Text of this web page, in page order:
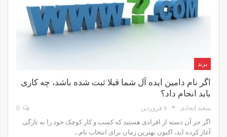
برند
اگر نام دامین ایده آل شما قبلا ثبت شده باشد، چه کاری
باید انجام داد؟
سعید اتحادی ۷ فروردین
اگر جز آن دسته از افرادی هستید که کسب و کار کوچک خود را به تازگی
آغاز کرده اید، اکنون بهترین زمان برای انتخاب نام…